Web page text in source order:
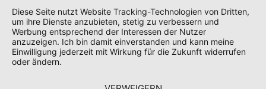
Diese Seite nutzt Website Tracking-Technologien von Dritten,
um ihre Dienste anzubieten, stetig zu verbessern und
Werbung entsprechend der Interessen der Nutzer
anzuzeigen. Ich bin damit einverstanden und kann meine
Einwilligung jederzeit mit Wirkung für die Zukunft widerrufen
oder ändern.